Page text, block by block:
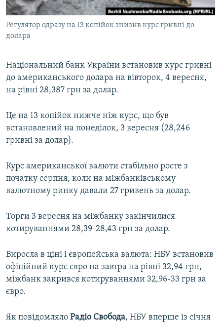
ВІДЕОУРОКИ «ELIFBE»
СВІДЧЕННЯ ОКУПАЦІЇ
ІНФОГРАФІКА
Русский
Qırımtatar
ДОЛУЧАЙСЯ!
Регулятор одразу на 13 копійок знизив курс гривні до
долара
Національний банк України встановив курс гривні
до американського долара на вівторок, 4 вересня,
на рівні 28,387 грн за долар.
Це на 13 копійок нижче ніж курс, що був
встановлений на понеділок, 3 вересня (28,246
гривні за долар).
Курс американської валюти стабільно росте з
початку серпня, коли на міжбанківському
валютному ринку давали 27 гривень за долар.
Торги 3 вересня на міжбанку закінчилися
котируваннями 28,39-28,43 грн за долар.
Виросла в ціні і європейська валюта: НБУ встановив
офіційний курс євро на завтра на рівні 32,94 грн,
міжбанк закрився котируваннями 32,96-33 грн за
євро.
Як повідомляло Радіо Свобода, НБУ вперше із січня